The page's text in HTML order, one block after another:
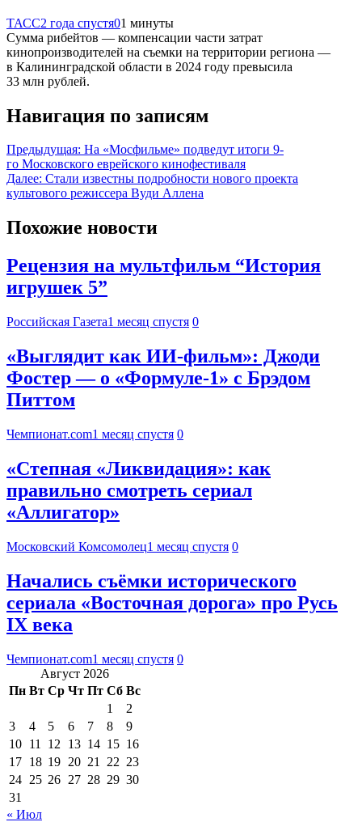
ТАСС2 года спустя01 минуты
Сумма рибейтов — компенсации части затрат
кинопроизводителей на съемки на территории региона —
в Калининградской области в 2024 году превысила
33 млн рублей.
Навигация по записям
Предыдущая: На «Мосфильме» подведут итоги 9-
го Московского еврейского кинофестиваля
Далее: Стали известны подробности нового проекта
культового режиссера Вуди Аллена
Похожие новости
Рецензия на мультфильм “История
игрушек 5”
Российская Газета1 месяц спустя 0
«Выглядит как ИИ-фильм»: Джоди
Фостер — о «Формуле-1» с Брэдом
Питтом
Чемпионат.com1 месяц спустя 0
«Степная «Ликвидация»: как
правильно смотреть сериал
«Аллигатор»
Московский Комсомолец1 месяц спустя 0
Начались съёмки исторического
сериала «Восточная дорога» про Русь
IX века
Чемпионат.com1 месяц спустя 0
Август 2026
Пн Вт Ср Чт Пт Сб Вс
1
2
3
4 5 6 7 8
9
10 11 12 13 14 15 16
17 18 19 20 21 22 23
24 25 26 27 28 29 30
31
« Июл